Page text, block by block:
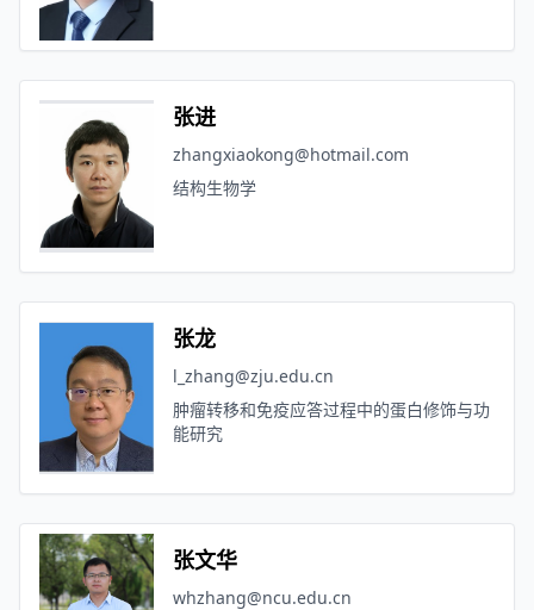
张进
zhangxiaokong@hotmail.com
结构生物学
张龙
l_zhang@zju.edu.cn
肿瘤转移和免疫应答过程中的蛋白修饰与功
能研究
张文华
whzhang@ncu.edu.cn